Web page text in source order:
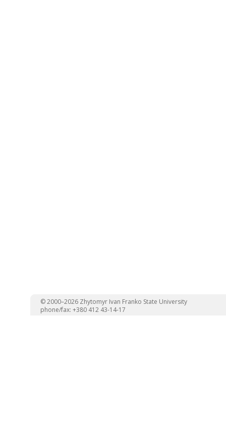
© 2000–2026 Zhytomyr Ivan Franko State University
phone/fax: +380 412 43-14-17